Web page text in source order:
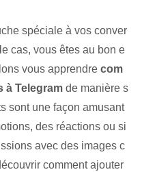
spéciale à vos conver
cas, vous êtes au bon e
vous apprendre com
à Telegram de manière s
sont une façon amusant
des réactions ou si
avec des images c
comment ajouter